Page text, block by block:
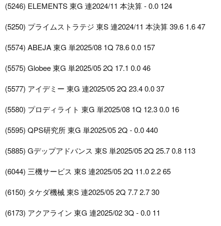
(5246) ELEMENTS 東G 連2024/11 本決算 - 0.0 124
(5250) プライムストラテジ 東S 連2024/11 本決算 39.6 1.6 47
(5574) ABEJA 東G 単2025/08 1Q 78.6 0.0 157
(5575) Globee 東G 単2025/05 2Q 17.1 0.0 46
(5577) アイデミー 東G 連2025/05 2Q 23.4 0.0 37
(5580) プロディライト 東G 単2025/08 1Q 12.3 0.0 16
(5595) QPS研究所 東G 単2025/05 2Q - 0.0 440
(5885) Gデップアドバンス 東S 単2025/05 2Q 25.7 0.8 113
(6044) 三機サービス 東S 連2025/05 2Q 11.0 2.2 65
(6150) タケダ機械 東S 連2025/05 2Q 7.7 2.7 30
(6173) アクアライン 東G 連2025/02 3Q - 0.0 11